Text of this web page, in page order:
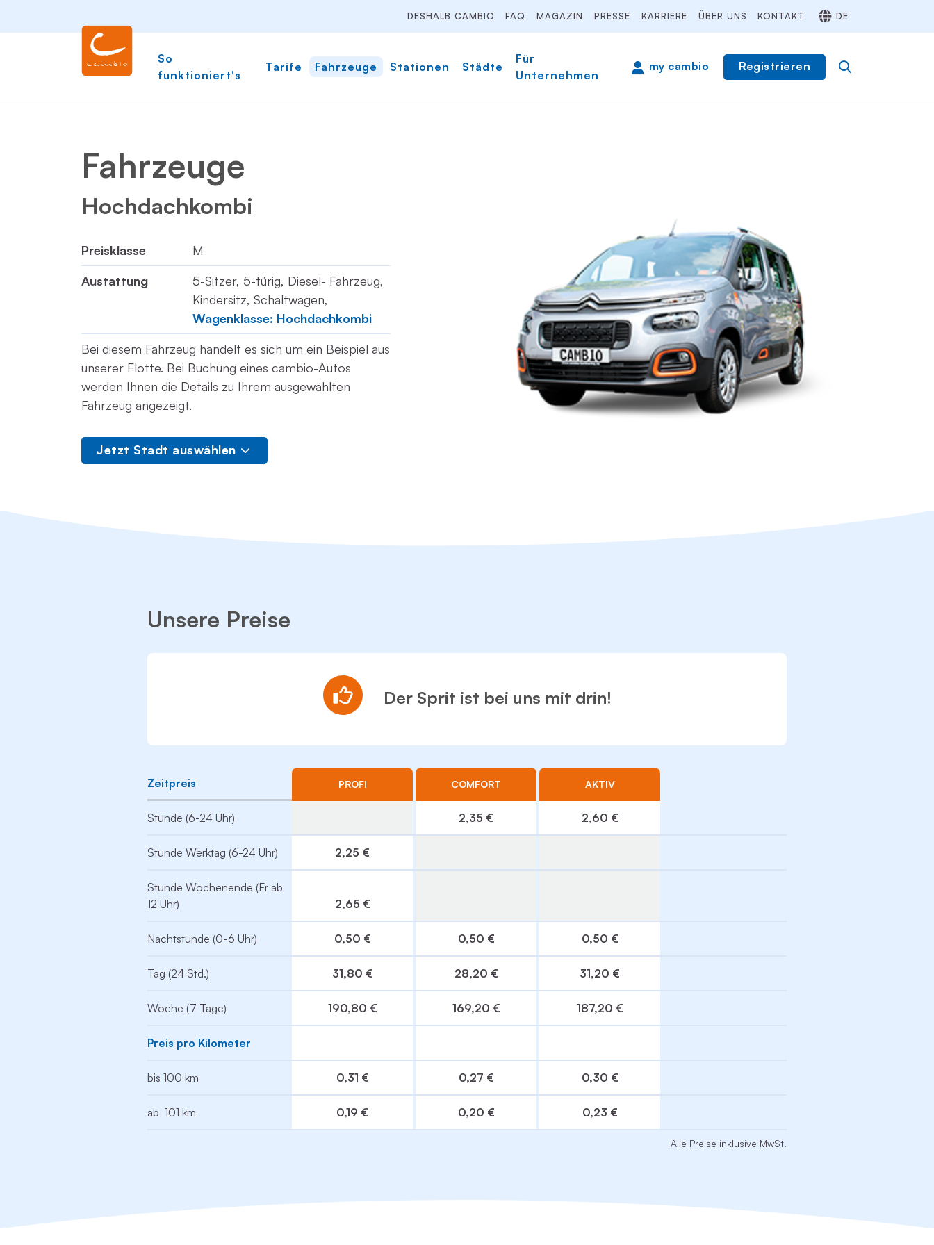
DESHALB CAMBIO FAQ MAGAZIN PRESSE KARRIERE ÜBER UNS KONTAKT DE
So
funktioniert's
Tarife Fahrzeuge Stationen Städte
Für
Unternehmen
my cambio Registrieren
Fahrzeuge
Hochdachkombi
Preisklasse
M
Austattung
5-Sitzer, 5-türig, Diesel- Fahrzeug,
Kindersitz, Schaltwagen,
Wagenklasse: Hochdachkombi
Bei diesem Fahrzeug handelt es sich um ein Beispiel aus
unserer Flotte. Bei Buchung eines cambio-Autos
werden Ihnen die Details zu Ihrem ausgewählten
Fahrzeug angezeigt.
Jetzt Stadt auswählen
Unsere Preise
Der Sprit ist bei uns mit drin!
Zeitpreis PROFI COMFORT AKTIV
Stunde (6-24 Uhr) 2,35 € 2,60 €
Stunde Werktag (6-24 Uhr) 2,25 €
Stunde Wochenende (Fr ab
12 Uhr)
2,65 €
Nachtstunde (0-6 Uhr) 0,50 € 0,50 € 0,50 €
Tag (24 Std.) 31,80 € 28,20 € 31,20 €
Woche (7 Tage) 190,80 € 169,20 € 187,20 €
Preis pro Kilometer
bis 100 km 0,31 € 0,27 € 0,30 €
ab 101 km 0,19 € 0,20 € 0,23 €
Alle Preise inklusive MwSt.